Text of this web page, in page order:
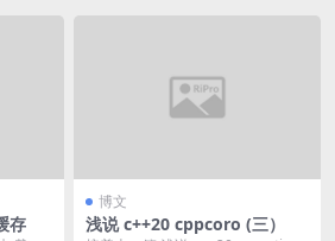
存
博文
浅说 c++20 cppcoro (三）